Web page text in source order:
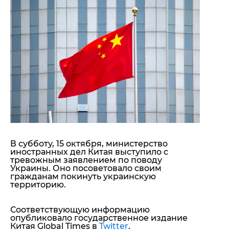
Спорт
Война на Донбассе и в
"ЛНР"
Оккупация Крыма
Новости Крыма
Армия Украины
Лайф стайл
Здоровье
Помощь проекту
Стиль Диалога
Шоу-биз
Культура
Пресс-релизы Авторское
Блоги
ИноСМИ
В субботу, 15 октября, министерство
иностранных дел Китая выступило с
тревожным заявлением по поводу
Украины. Оно посоветовало своим
гражданам покинуть украинскую
территорию.
Соответствующую информацию
опубликовало государственное издание
Китая Global Times в Twitter.